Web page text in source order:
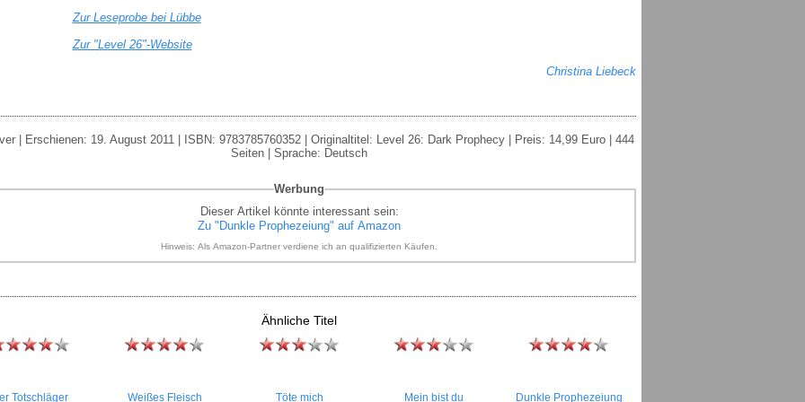
Zur Leseprobe bei Lübbe
Zur "Level 26"-Website
Christina Liebeck
| Erschienen: 19. August 2011 | ISBN: 9783785760352 | Originaltitel: Level 26: Dark Prophecy | Preis: 14,99 Euro | 444
Seiten | Sprache: Deutsch
Werbung
Dieser Artikel könnte interessant sein:
Zu "Dunkle Prophezeiung" auf Amazon
Hinweis: Als Amazon-Partner verdiene ich an qualifizierten Käufen.
Ähnliche Titel
Totschläger Weißes Fleisch Töte mich Mein bist du Dunkle Prophezeiung